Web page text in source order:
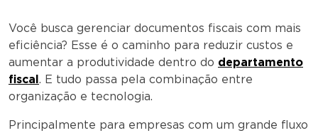
Você busca gerenciar documentos fiscais com mais
eficiência? Esse é o caminho para reduzir custos e
aumentar a produtividade dentro do departamento
fiscal. E tudo passa pela combinação entre
organização e tecnologia.
Principalmente para empresas com um grande fluxo